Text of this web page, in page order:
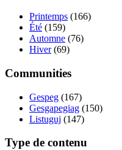
Printemps (166)
Été (159)
Automne (76)
Hiver(69)
Communities
Gespeg (167)
Gesgapegiag (150)
Listuguj (147)
Type de contenu